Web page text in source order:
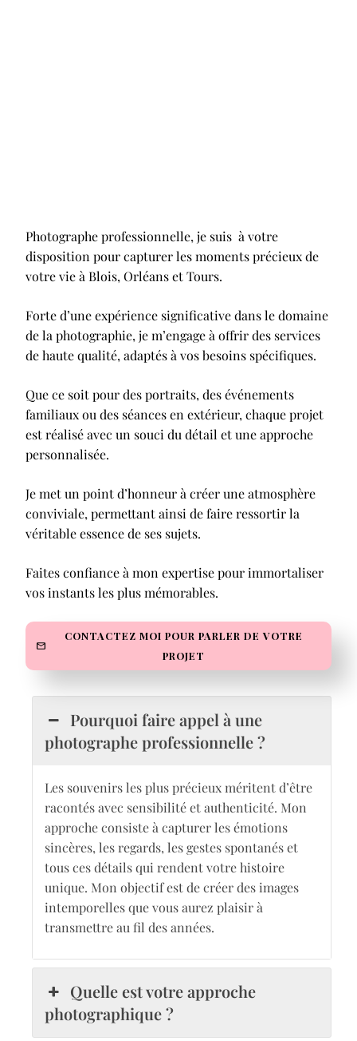
Photographe professionnelle, je suis à votre
disposition pour capturer les moments précieux de
votre vie à Blois, Orléans et Tours.
Forte d’une expérience significative dans le domaine
de la photographie, je m’engage à offrir des services
de haute qualité, adaptés à vos besoins spécifiques.
Que ce soit pour des portraits, des événements
familiaux ou des séances en extérieur, chaque projet
est réalisé avec un souci du détail et une approche
personnalisée.
Je met un point d’honneur à créer une atmosphère
conviviale, permettant ainsi de faire ressortir la
véritable essence de ses sujets.
Faites confiance à mon expertise pour immortaliser
vos instants les plus mémorables.
CONTACTEZ MOI POUR PARLER DE VOTRE
PROJET
Pourquoi faire appel à une
photographe professionnelle ?
Les souvenirs les plus précieux méritent d’être
racontés avec sensibilité et authenticité. Mon
approche consiste à capturer les émotions
sincères, les regards, les gestes spontanés et
tous ces détails qui rendent votre histoire
unique. Mon objectif est de créer des images
intemporelles que vous aurez plaisir à
transmettre au fil des années.
Quelle est votre approche
photographique ?